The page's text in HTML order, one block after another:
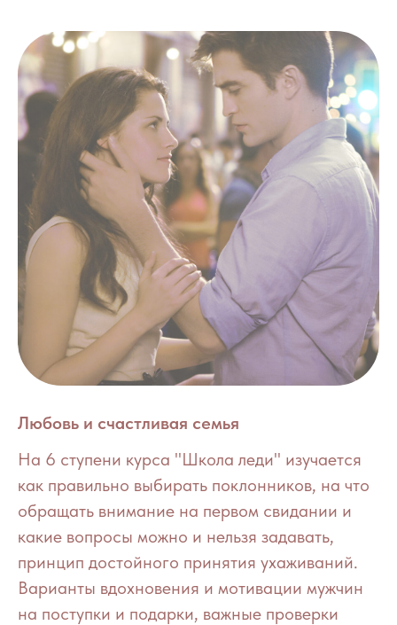
Любовь и счастливая семья
На 6 ступени курса "Школа леди" изучается
как правильно выбирать поклонников, на что
обращать внимание на первом свидании и
какие вопросы можно и нельзя задавать,
принцип достойного принятия ухаживаний.
Варианты вдохновения и мотивации мужчин
на поступки и подарки, важные проверки